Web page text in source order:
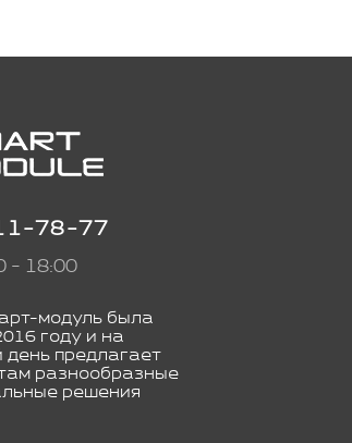
78-77
- 18:00
модуль была
году и на
день предлагает
разнообразные
решения